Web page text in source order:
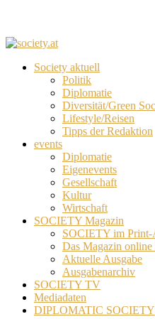
Society aktuell
Politik
Diplomatie
Diversität/Green
Lifestyle/Reisen
Tipps der Redaktion
events
Diplomatie
Eigenevents
Gesellschaft
Kultur
Wirtschaft
SOCIETY Magazin
SOCIETY im
Das Magazin online
Aktuelle Ausgabe
Ausgabenarchiv
SOCIETY TV
Mediadaten
DIPLOMATIC SOCIETY